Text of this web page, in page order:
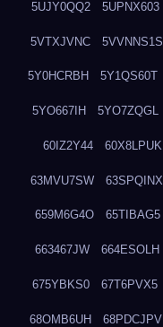
5UJY0QQ2 5UPNX603
5VTXJVNC 5VVNNS1S
5Y0HCRBH 5Y1QS60T
5YO667IH 5YO7ZQGL
60IZ2Y44 60X8LPUK
63MVU7SW 63SPQINX
659M6G4O 65TIBAG5
663467JW 664ESOLH
675YBKS0 67T6PVX5
68OMB6UH 68PDCJPV